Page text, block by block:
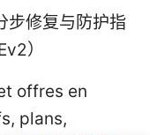
步修复与防护指
）
offres en
plans,